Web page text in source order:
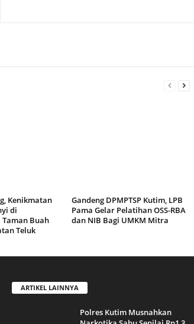
Kenikmatan
di
Buah
Teluk
Gandeng DPMPTSP Kutim, LPB
Pama Gelar Pelatihan OSS-RBA
dan NIB Bagi UMKM Mitra
ARTIKEL LAINNYA
Polres Kutim Musnahkan